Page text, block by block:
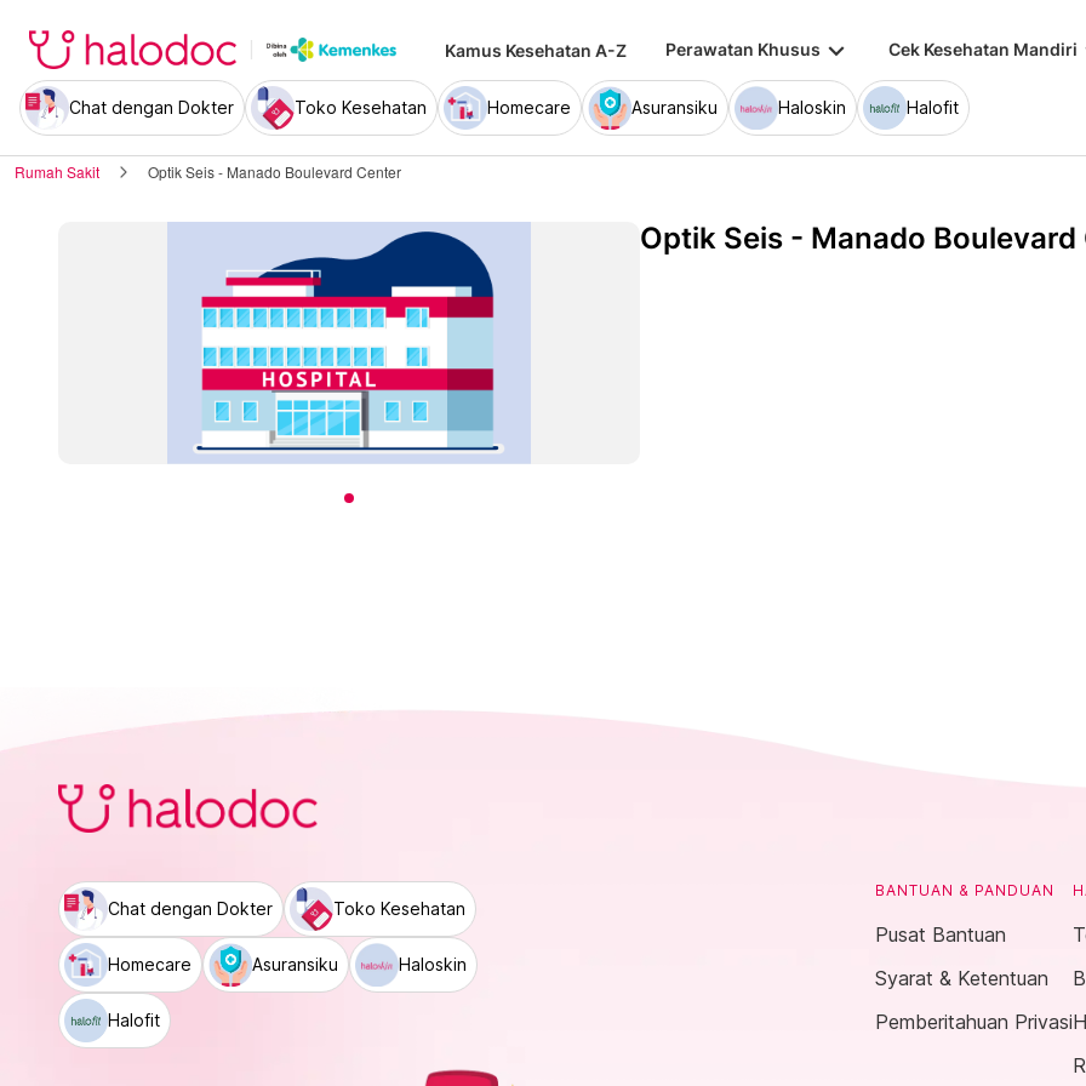
Kamus Kesehatan A-Z Perawatan Khusus keyboard_arrow_down Cek Kesehatan Mandiri
Chat dengan Dokter Toko Kesehatan Homecare Asuransiku Haloskin Halofit
Rumah Sakit Optik Seis - Manado Boulevard Center
Optik Seis - Manado Boulevard
Chat dengan Dokter Toko Kesehatan
Homecare Asuransiku Haloskin
Halofit
BANTUAN & PANDUAN
Pusat Bantuan
Syarat & Ketentuan
Pemberitahuan Privasi